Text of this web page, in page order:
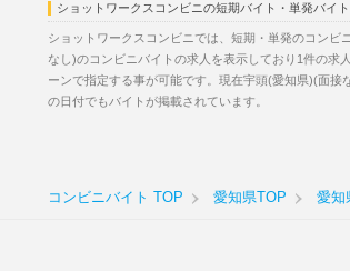
ショットワークスコンビニの短期バイト・単発バイ
ショットワークスコンビニでは、短期・単発のコン
なし)のコンビニバイトの求人を表示しており1件の求
ーンで指定する事が可能です。現在宇頭(愛知県)(面接
の日付でもバイトが掲載されています。
コンビニバイト TOP 愛知県TOP 愛知